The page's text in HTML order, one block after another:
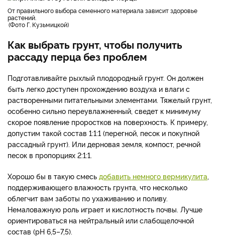
От правильного выбора семенного материала зависит здоровье
растений.
Фото Г. Кузьмицкой
Как выбрать грунт, чтобы получить
рассаду перца без проблем
Подготавливайте рыхлый плодородный грунт. Он должен
быть легко доступен прохождению воздуха и влаги с
растворенными питательными элементами. Тяжелый грунт,
особенно сильно переувлажненный, сведет к минимуму
скорое появление проростков на поверхность. К примеру,
допустим такой состав 1:1:1 (перегной, песок и покупной
рассадный грунт). Или дерновая земля, компост, речной
песок в пропорциях 2:1:1.
Хорошо бы в такую смесь добавить немного вермикулита,
поддерживающего влажность грунта, что несколько
облегчит вам заботы по ухаживанию и поливу.
Немаловажную роль играет и кислотность почвы. Лучше
ориентироваться на нейтральный или слабощелочной
состав (рH 6,5–7,5).